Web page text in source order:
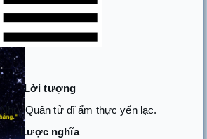
Lời tượng
Quân tử dĩ ẩm thực yến lạc.
Lược nghĩa